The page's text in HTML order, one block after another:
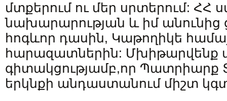
մտքերում ու մեր սրտերում: ՀՀ
նախարարության և իմ անունից
հոգևոր դասին, Կաթողիկե
հարազատներին: Մխիթարվենք
գիտակցությամբ,որ Պատրիարք
երկնքի անդաստանում միշտ